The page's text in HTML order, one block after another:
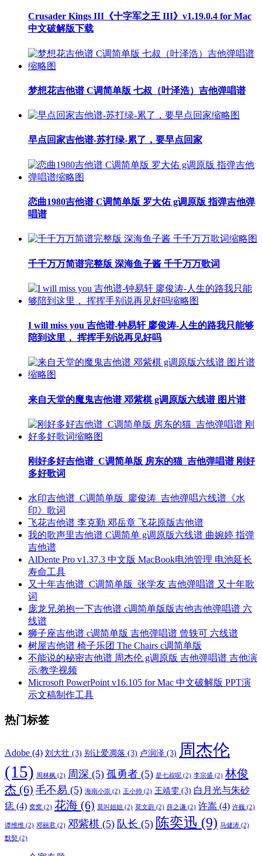
Crusader Kings III《十字军之王 III》v1.19.0.4 for Mac
中文破解版下载
梦想花吉他谱 C调简单版 七叔（叶泽浩）吉他弹唱谱
早点回家吉他谱-苏打绿-累了，要早点回家
恋曲1980吉他谱 C调简单版 罗大佑 g调原版 指弹吉他弹
唱谱
千千万万简谱完整版 深海鱼子酱 千千万万歌词
I will miss you 吉他谱-钟易轩 廖俊涛-人生的路我只能够
陪到这里， 挥挥手别说再见好吗
来自天堂的魔鬼吉他谱 邓紫棋 g调原版六线谱 图片谱
刚好多好吉他谱_C调简单版 房东的猫_吉他弹唱谱 刚好
多好歌词
水印吉他谱_C调简单版_廖俊涛_吉他弹唱六线谱《水
印》歌词
飞花吉他谱 李克勤 邓岳章 飞花原版吉他谱
我的歌声里吉他谱 C调简单 g调原版六线谱 曲婉婷 指弹
吉他谱
AlDente Pro v1.37.3 中文版 MacBook电池管理 电池延长
寿命工具
又十年吉他谱_C调简单版_张学友 吉他弹唱谱 又十年歌
词
庞龙兄弟抱一下吉他谱 c调简单版版吉他吉他弹唱谱 六
线谱
狮子座吉他谱 c调简单版 吉他弹唱谱 曾轶可 六线谱
树屋吉他谱 椅子乐团 The Chairs c调简单版
不能说的秘密吉他谱 周杰伦 g调原版 吉他弹唱谱 吉他演
示/教学视频
Microsoft PowerPoint v16.105 for Mac 中文破解版 PPT演
示文稿制作工具
热门标签
Adobe (4) 刘大壮 (3) 别让爱凋落 (3) 卢润泽 (3) 周杰伦
(15)
周林枫 (2) 周深 (5) 孤勇者 (5) 是七叔呢 (2) 李宗盛 (2) 林俊
杰 (6) 毛不易 (5) 海南小崇 (2) 王小帅 (2) 王靖雯 (3) 白月光与朱砂
痣 (4) 窝窝 (2) 花海 (6) 莫叫姐姐 (2) 莫文蔚 (2) 薛之谦 (2) 许嵩 (4) 许巍 (2)
谭维维 (2) 邓丽君 (2) 邓紫棋 (5) 队长 (5) 陈奕迅 (9) 马健涛 (2)
默契 (2)